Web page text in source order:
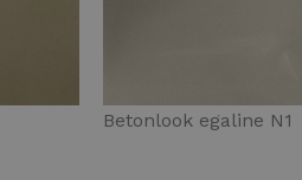
Betonlook egaline N1